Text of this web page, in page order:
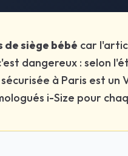
pratique, la plupart des
de siège bébé car
dangereux : selon
à Paris est un
i-Size pour